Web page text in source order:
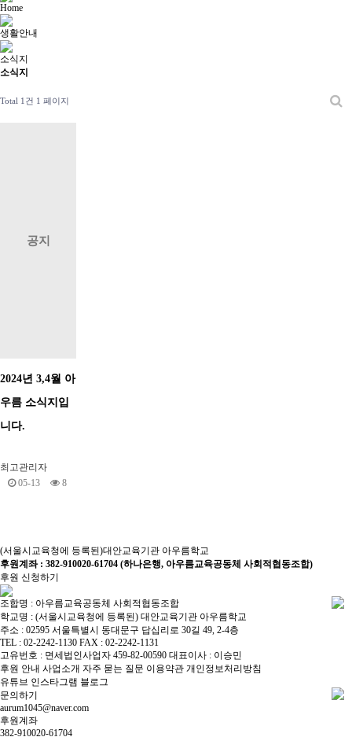
Home
생활안내
소식지
소식지
Total 1건 1 페이지
공지
2024년 3,4월 아
우름 소식지입
니다.
최고관리자
05-13
8
(서울시교육청에 등록된)대안교육기관 아우름학교
후원계좌 : 382-910020-61704 (하나은행, 아우름교육공동체 사회적협동조합)
후원 신청하기
조합명 : 아우름교육공동체 사회적협동조합
학교명 : (서울시교육청에 등록된) 대안교육기관 아우름학교
주소 : 02595 서울특별시 동대문구 답십리로 30길 49, 2-4층
TEL : 02-2242-1130 FAX : 02-2242-1131
고유번호 : 면세법인사업자 459-82-00590 대표이사 : 이승민
후원 안내 사업소개 자주 묻는 질문 이용약관 개인정보처리방침
유튜브 인스타그램 블로그
문의하기
aurum1045@naver.com
후원계좌
382-910020-61704